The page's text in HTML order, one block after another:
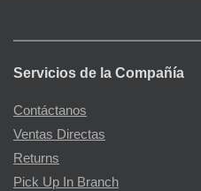
Servicios de la Compañía
Contáctanos
Ventas Directas
Returns
Pick Up In Branch